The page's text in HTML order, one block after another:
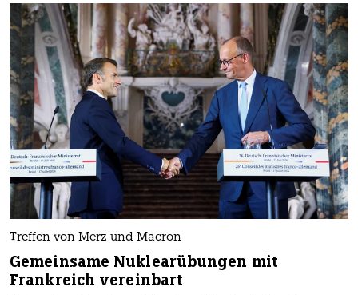
Treffen von Merz und Macron
Gemeinsame Nuklearübungen mit
Frankreich vereinbart